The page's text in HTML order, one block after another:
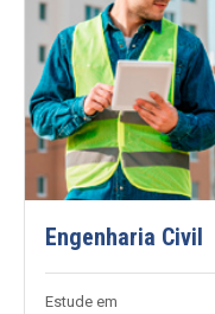
Engenharia Civil
Estude em